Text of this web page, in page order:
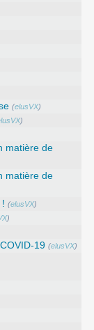
(elusVX)
)
matière de
matière de
(elusVX)
)
19 (elusVX)